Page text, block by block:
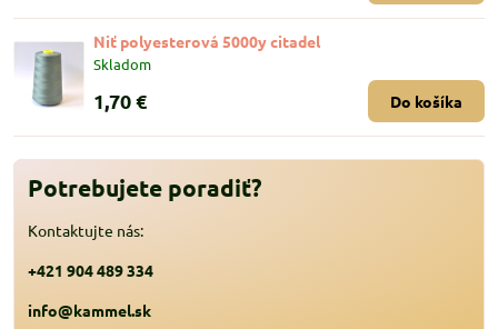
Niť polyesterová 5000y citadel
Skladom
1,70 € Do košíka
Potrebujete poradiť?
Kontaktujte nás:
+421 904 489 334
info@kammel.sk